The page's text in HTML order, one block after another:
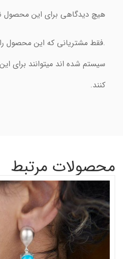
هیچ دیدگاهی برای این
.فقط مشتریانی که این محصول را
سیستم شده اند میتوانند برای
کنند.
محصولات مرتبط